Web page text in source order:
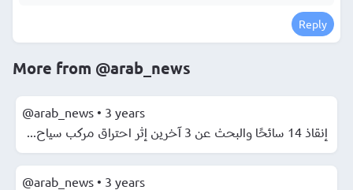
Reply
More from @arab_news
@arab_news • 3 years
إنقاذ 14 سائحًا والبحث عن 3 آخرين إثر احتراق مركب سياح...
@arab_news • 3 years